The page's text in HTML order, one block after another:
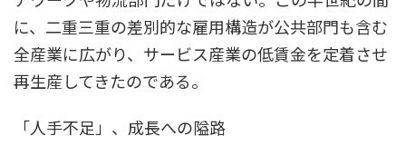
に、二重三重の差別的な雇用構造が公共部門も含む
全産業に広がり、サービス産業の低賃金を定着させ
再生産してきたのである。
「人手不足」、成長への隘路